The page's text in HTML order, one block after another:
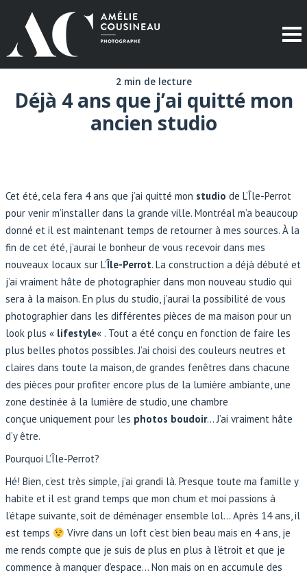
2 min de lecture
Déjà 4 ans que j’ai quitté mon
ancien studio
Cet été, cela fera 4 ans que j’ai quitté mon studio de L’Île-Perrot
pour venir m’installer dans la grande ville. Montréal m’a beaucoup
donné et il est maintenant temps de retourner à mes sources. À la
fin de cet été, j’aurai le bonheur de vous recevoir dans mes
nouveaux locaux sur L’Île-Perrot. La construction a déjà débuté et
j’ai vraiment hâte de photographier dans mon nouveau studio qui
sera à la maison. En plus du studio, j’aurai la possibilité de vous
photographier dans les différentes pièces de ma maison pour un
look plus « lifestyle« . Tout a été conçu en fonction de faire les
plus belles photos possibles. J’ai choisi des couleurs neutres et
claires dans toute la maison, de grandes fenêtres dans chacune
des pièces pour profiter encore plus de la lumière ambiante, une
zone destinée à la lumière de studio, une chambre
conçue uniquement pour les photos boudoir… J’ai vraiment hâte
d’y être.
Pourquoi L’Île-Perrot?
Hé! Bien, c’est très simple, j’ai grandi là. Presque toute ma famille y
habite et il est grand temps que mon chum et moi passions à
l’étape suivante, soit de déménager ensemble lol… Après 14 ans, il
est temps
Vivre dans un loft c’est bien beau mais en 4 ans, je
me rends compte que je suis de plus en plus à l’étroit et que je
commence à manquer d’espace… Non mais on en accumule des